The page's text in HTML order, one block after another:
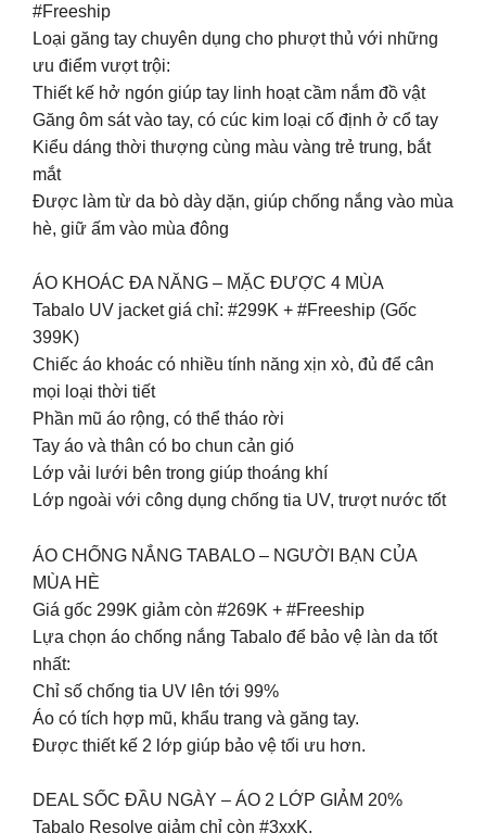
#Freeship
Loại găng tay chuyên dụng cho phượt thủ với những
ưu điểm vượt trội:
Thiết kế hở ngón giúp tay linh hoạt cầm nắm đồ vật
Găng ôm sát vào tay, có cúc kim loại cố định ở cổ tay
Kiểu dáng thời thượng cùng màu vàng trẻ trung, bắt
mắt
Được làm từ da bò dày dặn, giúp chống nắng vào mùa
hè, giữ ấm vào mùa đông
ÁO KHOÁC ĐA NĂNG – MẶC ĐƯỢC 4 MÙA
Tabalo UV jacket giá chỉ: #299K + #Freeship (Gốc
399K)
Chiếc áo khoác có nhiều tính năng xịn xò, đủ để cân
mọi loại thời tiết
Phần mũ áo rộng, có thể tháo rời
Tay áo và thân có bo chun cản gió
Lớp vải lưới bên trong giúp thoáng khí
Lớp ngoài với công dụng chống tia UV, trượt nước tốt
ÁO CHỐNG NẮNG TABALO – NGƯỜI BẠN CỦA
MÙA HÈ
Giá gốc 299K giảm còn #269K + #Freeship
Lựa chọn áo chống nắng Tabalo để bảo vệ làn da tốt
nhất:
Chỉ số chống tia UV lên tới 99%
Áo có tích hợp mũ, khẩu trang và găng tay.
Được thiết kế 2 lớp giúp bảo vệ tối ưu hơn.
DEAL SỐC ĐẦU NGÀY – ÁO 2 LỚP GIẢM 20%
Tabalo Resolve giảm chỉ còn #3xxK.